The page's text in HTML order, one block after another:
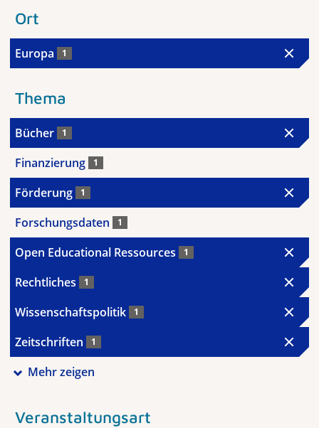
Ort
Europa 1
Thema
Bücher 1
Finanzierung 1
Förderung 1
Forschungsdaten 1
Open Educational Ressources 1
Rechtliches 1
Wissenschaftspolitik 1
Zeitschriften 1
Mehr zeigen
Veranstaltungsart